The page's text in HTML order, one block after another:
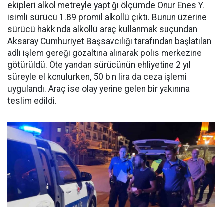
ekipleri alkol metreyle yaptığı ölçümde Onur Enes Y.
isimli sürücü 1.89 promil alkollü çıktı. Bunun üzerine
sürücü hakkında alkollü araç kullanmak suçundan
Aksaray Cumhuriyet Başsavcılığı tarafından başlatılan
adli işlem gereği gözaltına alınarak polis merkezine
götürüldü. Öte yandan sürücünün ehliyetine 2 yıl
süreyle el konulurken, 50 bin lira da ceza işlemi
uygulandı. Araç ise olay yerine gelen bir yakınına
teslim edildi.